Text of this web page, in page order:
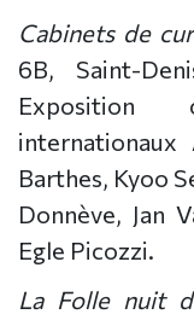
Cabinets de
6B, Saint-
Exposition
internationaux
Barthes, Kyoo
Donnève, Jan
Egle Picozzi.
La Folle nuit